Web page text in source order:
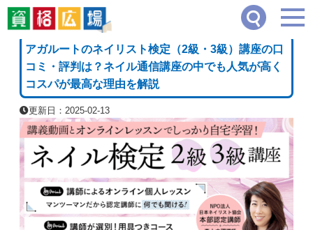
資格広場≫ 専門学校・通信講座・教材資料請求 アガルートのネイリスト検定（2
[PR]
アガルートのネイリスト検定（2級・3級）講座の口
コミ・評判は？ネイル通信講座の中でも人気が高く
コスパが最高な理由を解説
更新日：2025-02-13